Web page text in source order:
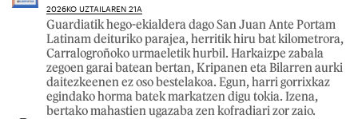
2026KO UZTAILAREN 21A
Guardiatik hego-ekialdera dago San Juan Ante Portam
Latinam deituriko parajea, herritik hiru bat kilometrora,
Carralogroñoko urmaeletik hurbil. Harkaizpe zabala
zegoen garai batean bertan, Kripanen eta Bilarren aurki
daitezkeenen ez oso bestelakoa. Egun, harri gorrixkaz
egindako horma batek markatzen digu tokia. Izena,
bertako mahastien ugazaba zen kofradiari zor zaio.